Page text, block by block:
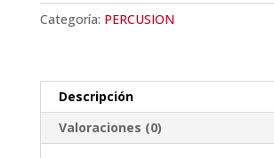
CAMPANA
NEGRO
Categoría: PERCUSION
Descripción
Valoraciones (0)